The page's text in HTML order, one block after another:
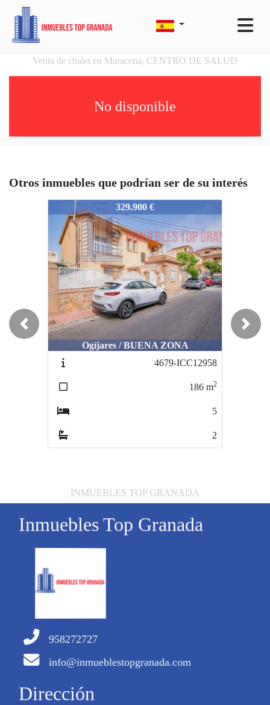
Venta de chalet en Maracena, CENTRO DE SALUD
No disponible
Otros inmuebles que podrían ser de su interés
4595-IE12831329.900 €
Ogíjares / BUENA ZONA
4679-ICC12958
186 m2
5
2
Previous Next
INMUEBLES TOP GRANADA
Inmuebles Top Granada
958272727
info@inmueblestopgranada.com
Dirección